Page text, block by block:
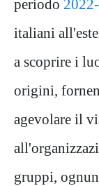
periodo
italiani
a scoprire i
origini,
agevolare il
gruppi,